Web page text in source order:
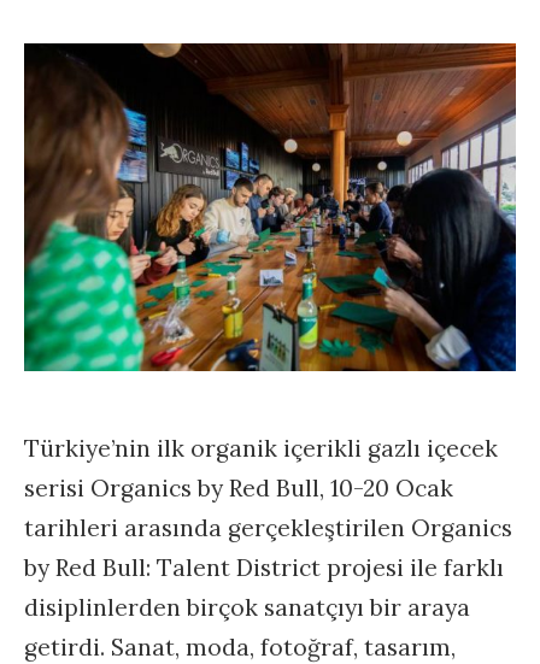
Türkiye’nin ilk organik içerikli gazlı içecek
serisi Organics by Red Bull, 10-20 Ocak
tarihleri arasında gerçekleştirilen Organics
by Red Bull: Talent District projesi ile farklı
disiplinlerden birçok sanatçıyı bir araya
getirdi. Sanat, moda, fotoğraf, tasarım,